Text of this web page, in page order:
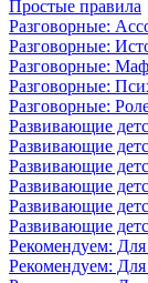
Простые правила
Разговорные:
Разговорные:
Разговорные:
Разговорные:
Разговорные:
Развивающие
Развивающие
Развивающие
Развивающие
Развивающие
Развивающие
Рекомендуем: Для
Рекомендуем: